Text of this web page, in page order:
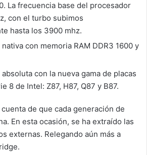
La frecuencia base del procesador
con el turbo subimos
hasta los 3900 mhz.
con memoria RAM DDR3 1600 y
con la nueva gama de placas
8 de Intel: Z87, H87, Q87 y B87.
de que cada generación de
En esta ocasión, se ha extraído las
externas. Relegando aún más a